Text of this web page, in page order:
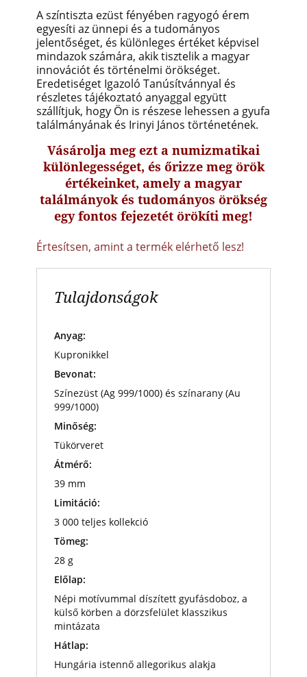
A színtiszta ezüst fényében ragyogó érem
egyesíti az ünnepi és a tudományos
jelentőséget, és különleges értéket képvisel
mindazok számára, akik tisztelik a magyar
innovációt és történelmi örökséget.
Eredetiséget Igazoló Tanúsítvánnyal és
részletes tájékoztató anyaggal együtt
szállítjuk, hogy Ön is részese lehessen a gyufa
találmányának és Irinyi János történetének.
Vásárolja meg ezt a numizmatikai
különlegességet, és őrizze meg örök
értékeinket, amely a magyar
találmányok és tudományos örökség
egy fontos fejezetét örökíti meg!
Értesítsen, amint a termék elérhető lesz!
Tulajdonságok
Anyag:
Kupronikkel
Bevonat:
Színezüst (Ag 999/1000) és színarany (Au
999/1000)
Minőség:
Tükörveret
Átmérő:
39 mm
Limitáció:
3 000 teljes kollekció
Tömeg:
28 g
Előlap:
Népi motívummal díszített gyufásdoboz, a
külső körben a dörzsfelület klasszikus
mintázata
Hátlap:
Hungária istennő allegorikus alakja